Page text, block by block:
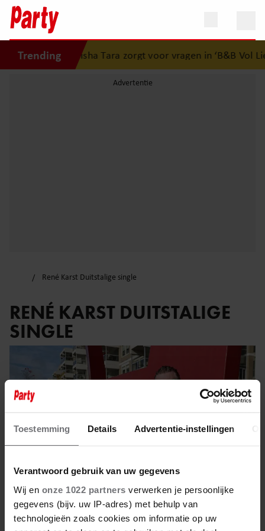
Toestemming Details Advertentie-instellingen
Verantwoord gebruik van uw gegevens
Wij en onze 1022 partners verwerken je persoonlijke
gegevens (bijv. uw IP-adres) met behulp van
technologieën zoals cookies om informatie op uw
Trendingvan Nisha Tara zorgt voor vragen in ‘B&B Vol
René Karst Duitstalige single
RENÉ KARST DUITSTALIGE
SINGLE